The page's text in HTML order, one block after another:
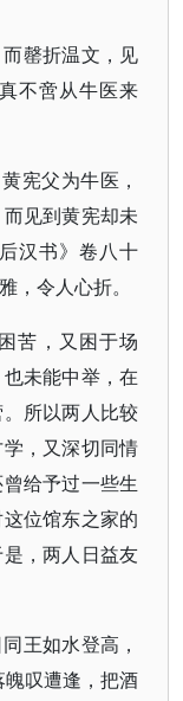
罄折温文，见
不啻从牛医来
宪父为牛医，
见到黄宪却未
汉书》卷八十
，令人心折。
苦，又困于场
未能中举，在
所以两人比较
，又深切同情
给予过一些生
位馆东之家的
，两人日益友
王如水登高，
叹遭逢，把酒